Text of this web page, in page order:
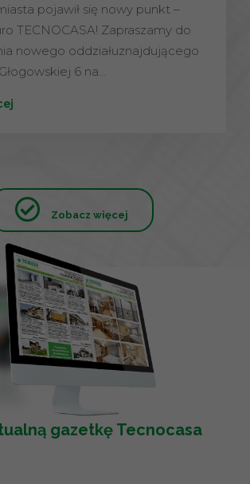
pojawił się nowy punkt –
TECNOCASA! Zapraszamy do
nowego oddziałuznajdującego
6 na…
Zobacz więcej
gazetkę Tecnocasa